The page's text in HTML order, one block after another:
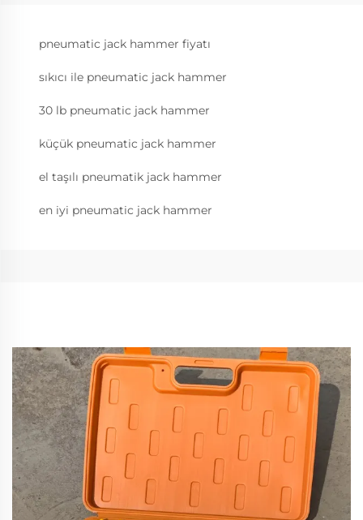
pneumatic jack hammer fiyatı
sıkıcı ile pneumatic jack hammer
30 lb pneumatic jack hammer
küçük pneumatic jack hammer
el taşılı pneumatik jack hammer
en iyi pneumatic jack hammer